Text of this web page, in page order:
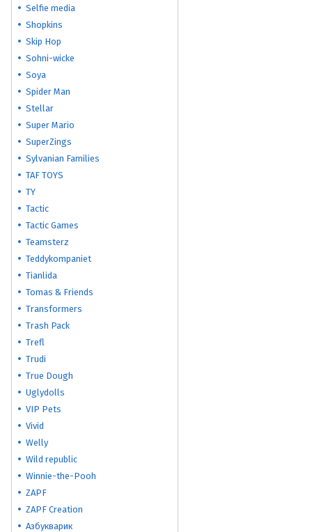
Selfie media
Shopkins
Skip Hop
Sohni-wicke
Soya
Spider Man
Stellar
Super Mario
SuperZings
Sylvanian Families
TAF TOYS
TY
Tactic
Tactic Games
Teamsterz
Teddykompaniet
Tianlida
Tomas & Friends
Transformers
Trash Pack
Trefl
Trudi
True Dough
Uglydolls
VIP Pets
Vivid
Welly
Wild republic
Winnie-the-Pooh
ZAPF
ZAPF Creation
Азбукварик